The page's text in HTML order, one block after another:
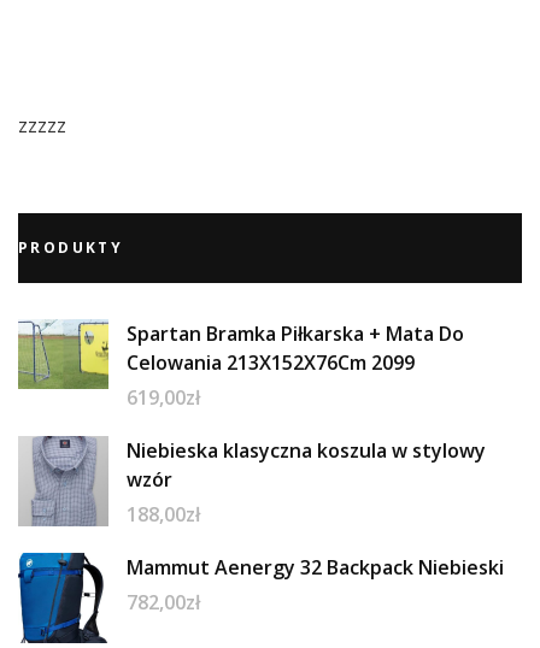
zzzzz
PRODUKTY
Spartan Bramka Piłkarska + Mata Do
Celowania 213X152X76Cm 2099
619,00zł
Niebieska klasyczna koszula w stylowy
wzór
188,00zł
Mammut Aenergy 32 Backpack Niebieski
782,00zł